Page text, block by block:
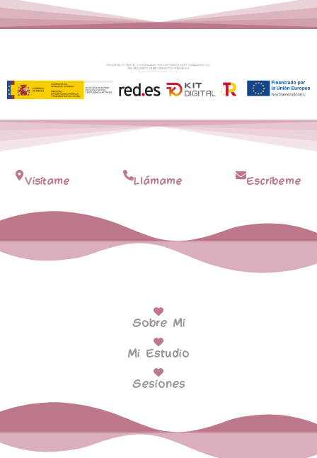
Visítame Llámame Escríbeme
Sobre Mi
Mi Estudio
Sesiones